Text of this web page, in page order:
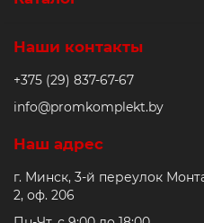
Вакуумные компоненты
Наши контакты
+375 (29) 837-67-67
info@promkomplekt.by
Наш адрес
г. Минск, 3-й переулок
2, оф. 206